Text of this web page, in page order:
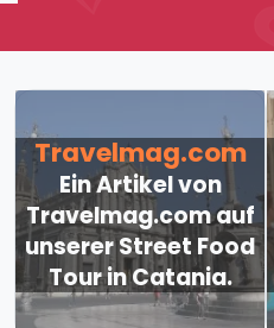
Travelmag.com
Ein Artikel von
Travelmag.com auf
unserer Street Food
Tour in Catania.